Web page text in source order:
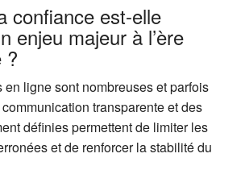
confiance est-elle
enjeu majeur à l’ère
?
en ligne sont nombreuses et parfois
transparente et des
définies permettent de limiter les
et de renforcer la stabilité du